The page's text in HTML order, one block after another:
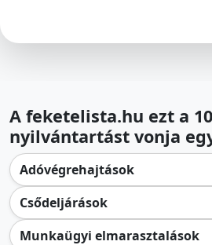
A feketelista.hu ezt a
nyilvántartást vonja
Adóvégrehajtások
Csődeljárások
Munkaügyi elmarasztalások